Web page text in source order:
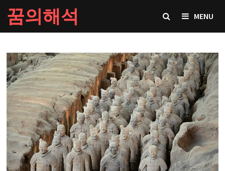
Skip
to
content
꿈의해석 MENU